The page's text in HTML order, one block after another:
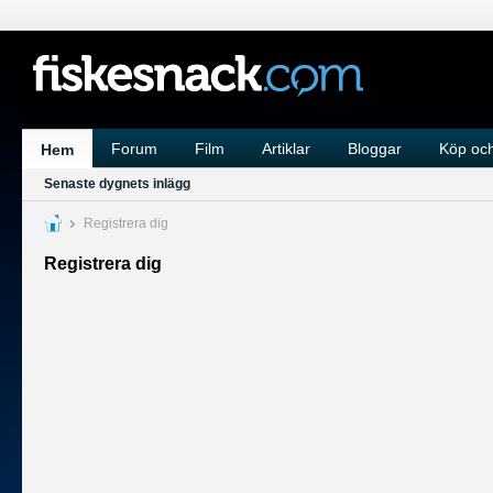
Hem Forum Film Artiklar Bloggar Köp
Senaste dygnets inlägg
Registrera dig
Registrera dig